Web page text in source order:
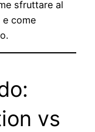
sfruttare al
come
vs